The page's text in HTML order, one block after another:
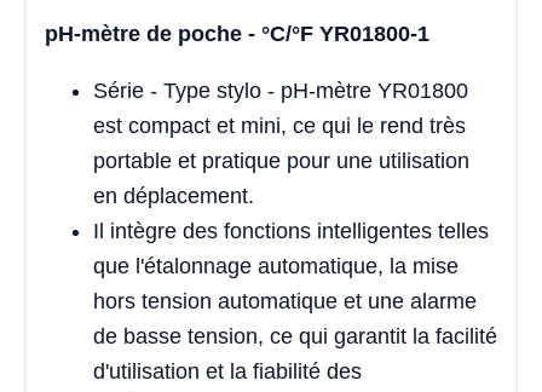
pH-mètre de poche - °C/°F YR01800-1
Série - Type stylo - pH-mètre YR01800
est compact et mini, ce qui le rend très
portable et pratique pour une utilisation
en déplacement.
Il intègre des fonctions intelligentes telles
que l'étalonnage automatique, la mise
hors tension automatique et une alarme
de basse tension, ce qui garantit la facilité
d'utilisation et la fiabilité des